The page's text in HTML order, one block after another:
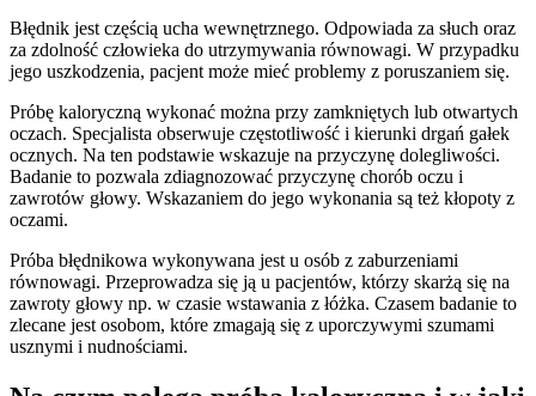
Błędnik jest częścią ucha wewnętrznego. Odpowiada za słuch oraz
za zdolność człowieka do utrzymywania równowagi. W przypadku
jego uszkodzenia, pacjent może mieć problemy z poruszaniem się.
Próbę kaloryczną wykonać można przy zamkniętych lub otwartych
oczach. Specjalista obserwuje częstotliwość i kierunki drgań gałek
ocznych. Na ten podstawie wskazuje na przyczynę dolegliwości.
Badanie to pozwala zdiagnozować przyczynę chorób oczu i
zawrotów głowy. Wskazaniem do jego wykonania są też kłopoty z
oczami.
Próba błędnikowa wykonywana jest u osób z zaburzeniami
równowagi. Przeprowadza się ją u pacjentów, którzy skarżą się na
zawroty głowy np. w czasie wstawania z łóżka. Czasem badanie to
zlecane jest osobom, które zmagają się z uporczywymi szumami
usznymi i nudnościami.